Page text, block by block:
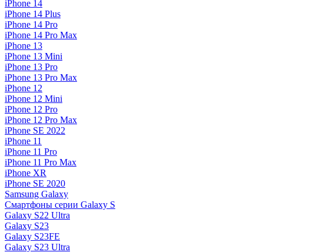
iPhone 14
iPhone 14 Plus
iPhone 14 Pro
iPhone 14 Pro Max
iPhone 13
iPhone 13 Mini
iPhone 13 Pro
iPhone 13 Pro Max
iPhone 12
iPhone 12 Mini
iPhone 12 Pro
iPhone 12 Pro Max
iPhone SE 2022
iPhone 11
iPhone 11 Pro
iPhone 11 Pro Max
iPhone XR
iPhone SE 2020
Samsung Galaxy
Смартфоны серии Galaxy S
Galaxy S22 Ultra
Galaxy S23
Galaxy S23FE
Galaxy S23 Ultra